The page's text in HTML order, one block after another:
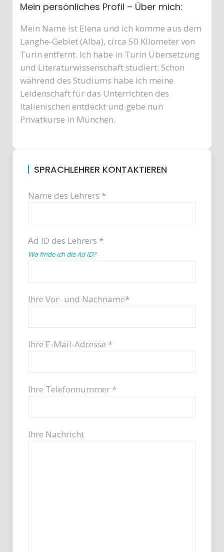
Mein persönliches Profil – Über mich:
Mein Name ist Elena und ich komme aus dem
Langhe-Gebiet (Alba), circa 50 Kilometer von
Turin entfernt. Ich habe in Turin Übersetzung
und Literaturwissenschaft studiert: Schon
während des Studiums habe ich meine
Leidenschaft für das Unterrichten des
Italienischen entdeckt und gebe nun
Privatkurse in München.
SPRACHLEHRER KONTAKTIEREN
Name des Lehrers *
Ad ID des Lehrers *
Wo finde ich die Ad ID?
Ihre Vor- und Nachname*
Ihre E-Mail-Adresse *
Ihre Telefonnummer *
Ihre Nachricht